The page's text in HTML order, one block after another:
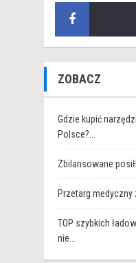
ZOBACZ
Gdzie kupić
Polsce?...
Zbilansowane
Przetarg medyczny
TOP szybkich
nie...